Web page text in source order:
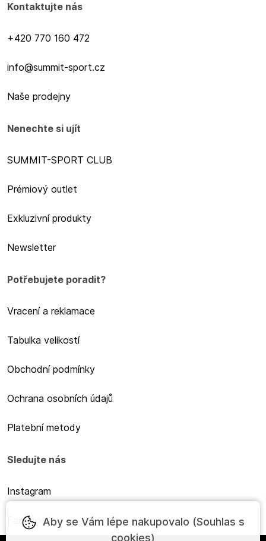
Kontaktujte nás
+420 770 160 472
info@summit-sport.cz
Naše prodejny
Nenechte si ujít
SUMMIT-SPORT CLUB
Prémiový outlet
Exkluzivní produkty
Newsletter
Potřebujete poradit?
Vracení a reklamace
Tabulka velikostí
Obchodní podmínky
Ochrana osobních údajů
Platební metody
Sledujte nás
Instagram
FacebookAby se Vám lépe nakupovalo (Souhlas s
cookies)